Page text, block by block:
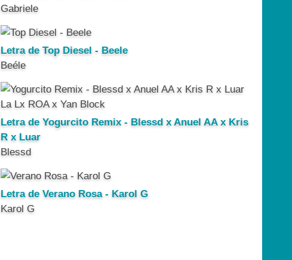
Gabriele
Letra de Top Diesel - Beele
Beéle
Letra de Yogurcito Remix - Blessd x Anuel AA x Kris
R x Luar
Blessd
Letra de Verano Rosa - Karol G
Karol G